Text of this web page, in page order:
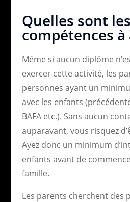
Quelles sont les
compétences à
Même si aucun diplôme
exercer cette activité, les
personnes ayant un
avec les enfants
BAFA etc.). Sans aucun
auparavant, vous risquez
Ayez donc un minimum
enfants avant de
famille.
Les parents cherchent des